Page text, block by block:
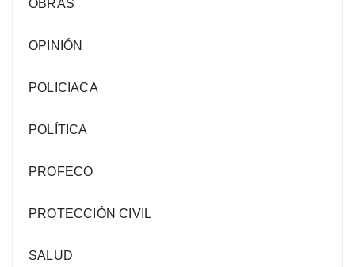
OBRAS
OPINIÓN
POLICIACA
POLÍTICA
PROFECO
PROTECCIÓN CIVIL
SALUD